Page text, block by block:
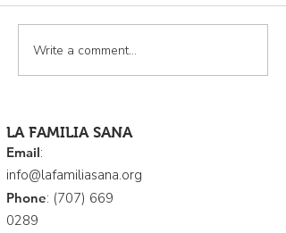
Write a comment...
LA FAMILIA SANA
Email:
info@lafamiliasana.org
Phone: (707) 669
0289